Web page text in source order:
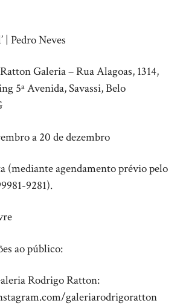
| Pedro Neves
Galeria – Rua Alagoas, 1314,
5ª Avenida, Savassi, Belo
a 20 de dezembro
(mediante agendamento prévio pelo
9281).
ao público:
Rodrigo Ratton:
galeriarodrigoratton